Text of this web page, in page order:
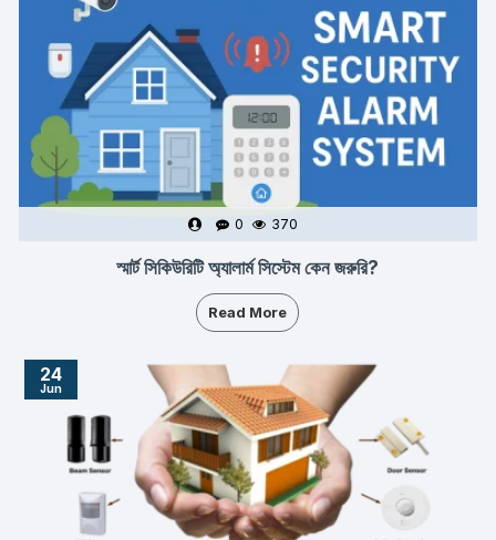
0 370
স্মার্ট সিকিউরিটি অ্যালার্ম সিস্টেম কেন জরুরি?
Read More
24
Jun